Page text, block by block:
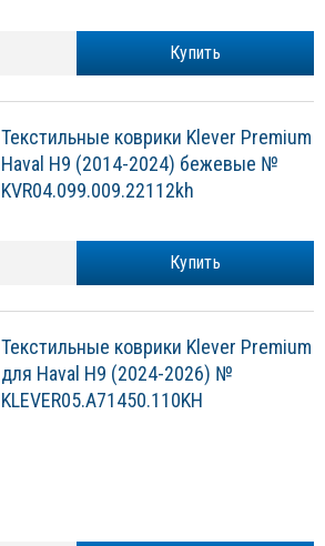
Купить
Текстильные коврики Klever Premium
Haval H9 (2014-2024) бежевые №
KVR04.099.009.22112kh
Купить
Текстильные коврики Klever Premium
для Haval H9 (2024-2026) №
KLEVER05.A71450.110KH